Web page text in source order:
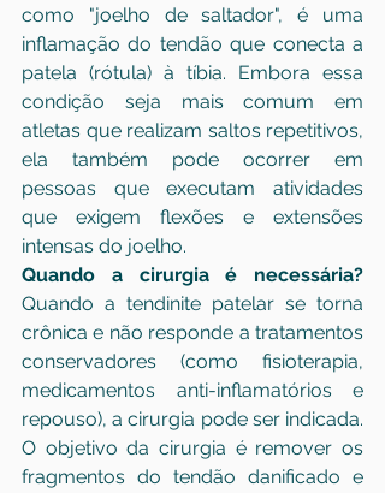
como "joelho de saltador", é uma
inflamação do tendão que conecta a
patela (rótula) à tíbia. Embora essa
condição seja mais comum em
atletas que realizam saltos repetitivos,
ela também pode ocorrer em
pessoas que executam atividades
que exigem flexões e extensões
intensas do joelho.
Quando a cirurgia é necessária?
Quando a tendinite patelar se torna
crônica e não responde a tratamentos
conservadores (como fisioterapia,
medicamentos anti-inflamatórios e
repouso), a cirurgia pode ser indicada.
O objetivo da cirurgia é remover os
fragmentos do tendão danificado e